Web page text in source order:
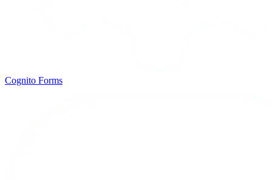
Cognito Forms